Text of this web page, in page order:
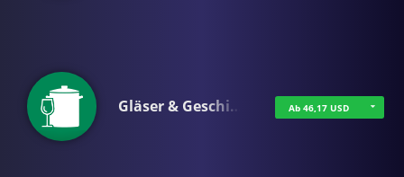
Gläser & Geschi… Ab 46,17 USD